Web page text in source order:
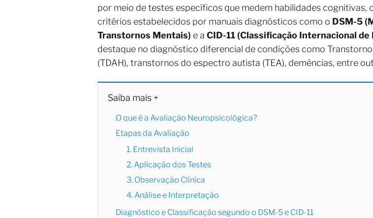
por meio de testes específicos que medem habilidades cognitivas,
critérios estabelecidos por manuais diagnósticos como o DSM-5
Transtornos Mentais) e a CID-11 (Classificação Internacional de
destaque no diagnóstico diferencial de condições como
(TDAH), transtornos do espectro autista (TEA), demências, entre
Saiba mais +
O que é a Avaliação Neuropsicológica?
Etapas da Avaliação
1. Entrevista Inicial
2. Aplicação dos Testes
3. Observação Clínica
4. Análise e Interpretação
Diagnóstico e Classificação segundo o DSM-5 e CID-11